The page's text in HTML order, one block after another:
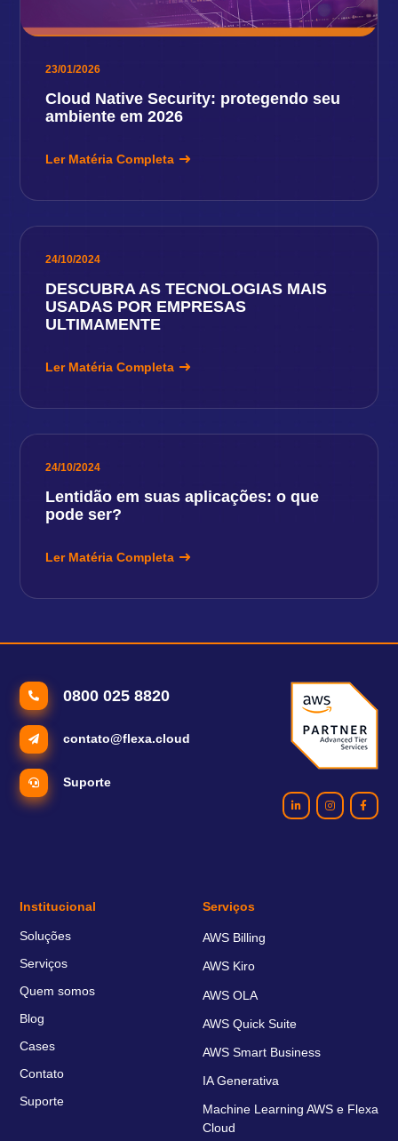
23/01/2026
Cloud Native Security: protegendo seu
ambiente em 2026
Ler Matéria Completa
24/10/2024
DESCUBRA AS TECNOLOGIAS MAIS
USADAS POR EMPRESAS
ULTIMAMENTE
Ler Matéria Completa
24/10/2024
Lentidão em suas aplicações: o que
pode ser?
Ler Matéria Completa
0800 025 8820
contato@flexa.cloud
Suporte
Institucional
Soluções
Serviços
Quem somos
Blog
Cases
Contato
Suporte
Serviços
AWS Billing
AWS Kiro
AWS OLA
AWS Quick Suite
AWS Smart Business
IA Generativa
Machine Learning AWS e Flexa
Cloud